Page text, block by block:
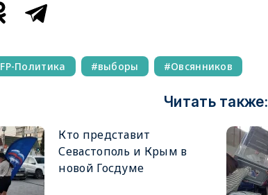
FP-Политика выборы Овсянников
Читать также:
Кто представит
Севастополь и Крым в
новой Госдуме